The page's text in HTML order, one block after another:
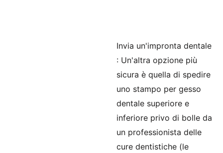
Invia un'impronta dentale
: Un'altra opzione più
sicura è quella di spedire
uno stampo per gesso
dentale superiore e
inferiore privo di bolle da
un professionista delle
cure dentistiche (le